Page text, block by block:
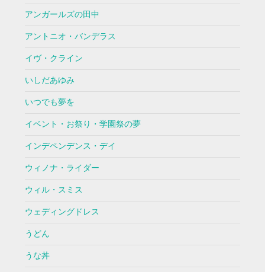
アンガールズの田中
アントニオ・バンデラス
イヴ・クライン
いしだあゆみ
いつでも夢を
イベント・お祭り・学園祭の夢
インデペンデンス・デイ
ウィノナ・ライダー
ウィル・スミス
ウェディングドレス
うどん
うな丼